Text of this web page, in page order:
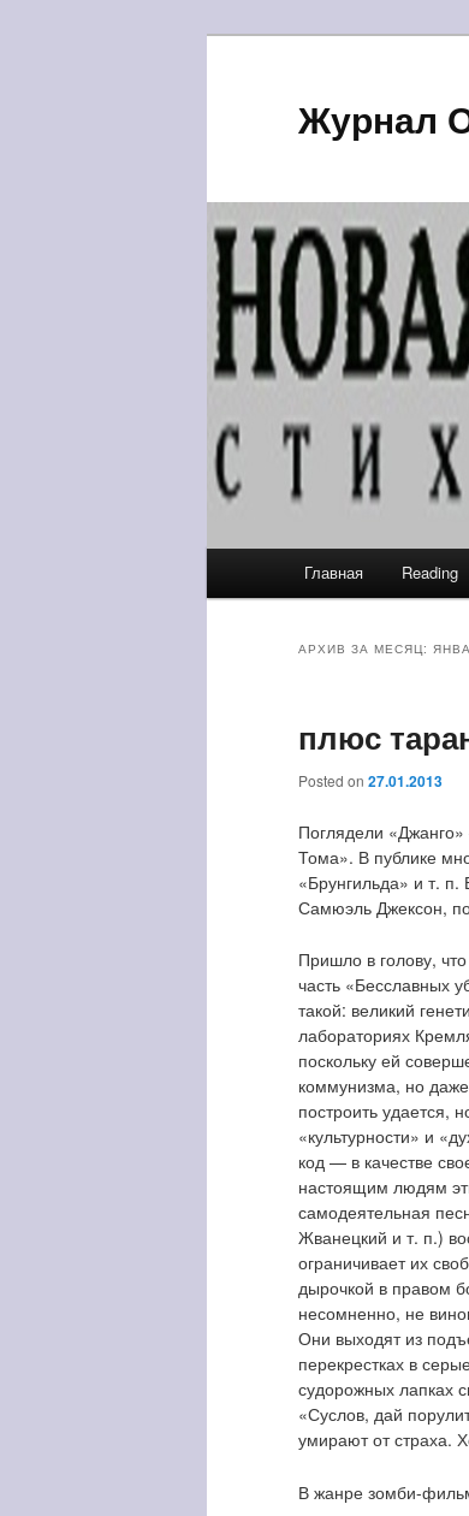
Журнал
Перейти к
Перейти к
Главная Reading
АРХИВ ЗА МЕСЯЦ:
плюс
Posted on 27.01.2013
Поглядели
Тома». В публике
«Брунгильда» и т.
Самюэль Джексон,
Пришло в голову,
часть «Бесславных
такой: великий
лабораториях
поскольку ей
коммунизма, но
построить удается,
«культурности» и
код — в качестве
настоящим людям
самодеятельная
Жванецкий и т. п.)
ограничивает их
дырочкой в правом
несомненно, не
Они выходят из
перекрестках в
судорожных лапках
«Суслов, дай
умирают от страха.
В жанре зомби-